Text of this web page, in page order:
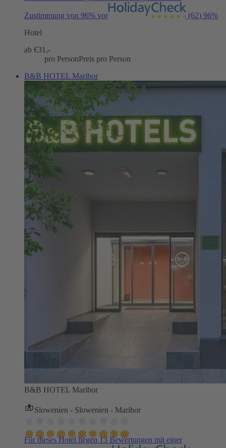
Zustimmung von 96% vor (62) 96%
Hotel
ab €31,-
pro PersonPreis pro Person
B&B HOTEL Maribor
B&B HOTEL Maribor
Slowenien - Slowenien - Maribor
Für dieses Hotel liegen 13 Bewertungen mit einer